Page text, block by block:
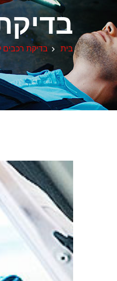
בית בדיקת רכבים